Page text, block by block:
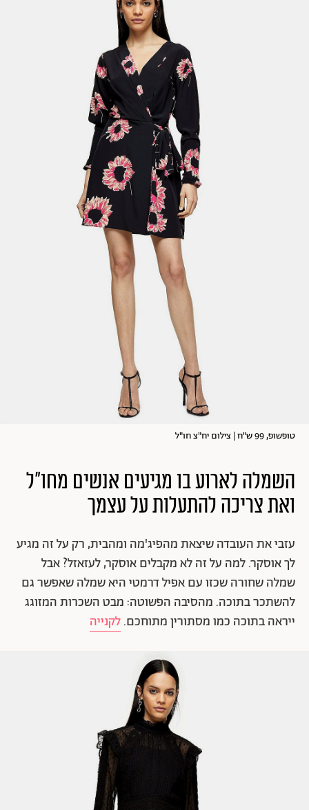
טופשופ, 99 ש"ח | צילום יח"צ חו"ל
השמלה לארוע בו מגיעים אנשים מחו"ל
ואת צריכה להתעלות על עצמך
עזבי את העובדה שיצאת מהפיג'מה ומהבית, רק על זה מגיע
לך אוסקר. למה על זה לא מקבלים אוסקר, לעזאזל? אבל
שמלה שחורה שכזו עם אפיל דרמטי היא שמלה שאפשר גם
להשתכר בתוכה. מהסיבה הפשוטה: מבט השכרות המזוגג
ייראה בתוכה כמו מסתורין מתוחכם.לקנייה